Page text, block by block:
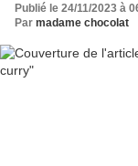
Publié le 24/11/2023 à
Par madame chocolat